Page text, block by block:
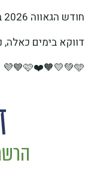
חודש הגאווה 2026 בישראל.
דווקא בימים
🩷❤️🧡💛💚🩵💙💜